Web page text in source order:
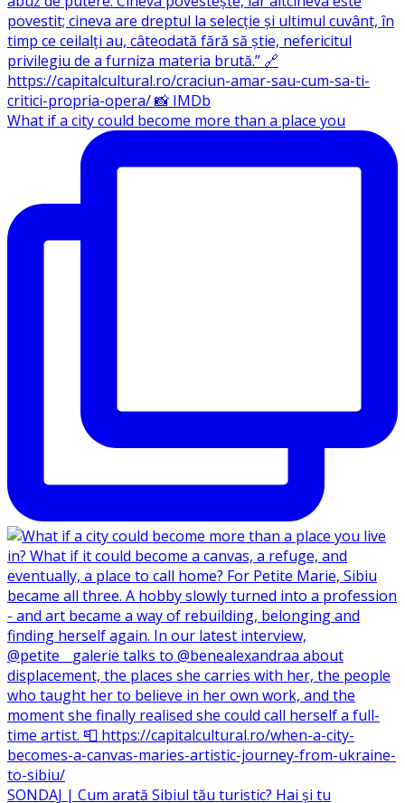
What if a city could become more than a place you
SONDAJ | Cum arată Sibiul tău turistic? Hai și tu